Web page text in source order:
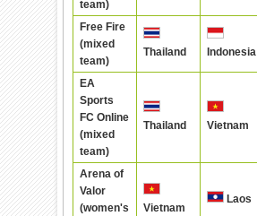
team)
Free Fire
(mixed
team)
Thailand Indonesia
EA
Sports
FC Online
(mixed
team)
Thailand Vietnam
Arena of
Valor
(women's
Vietnam
Laos